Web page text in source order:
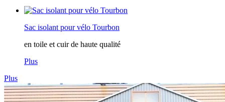
Sac isolant pour vélo Tourbon
en toile et cuir de haute qualité
Plus
Plus